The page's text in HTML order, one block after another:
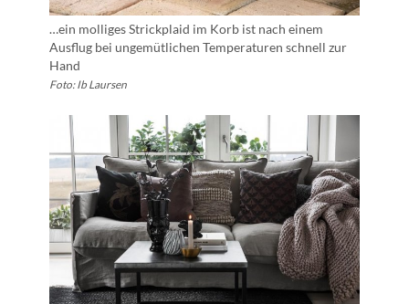
…ein molliges Strickplaid im Korb ist nach einem
Ausflug bei ungemütlichen Temperaturen schnell zur
Hand
Foto: Ib Laursen